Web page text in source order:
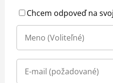
Chcem odpoveď na